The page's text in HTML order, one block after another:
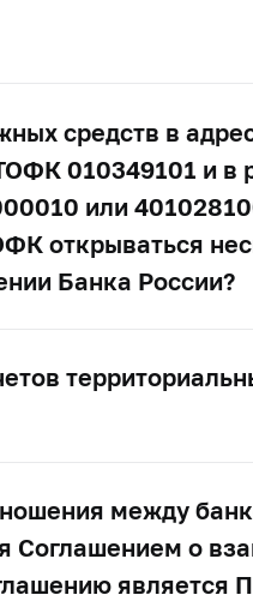
средств в
010349101 и в
или
открываться
Банка России?
между
Соглашением о
является